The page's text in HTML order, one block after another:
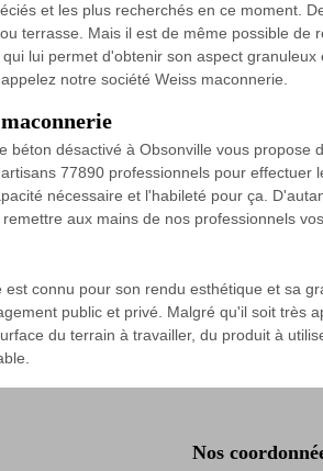
et les plus recherchés en ce moment.
terrasse. Mais il est de même possible
lui permet d'obtenir son aspect
notre société Weiss maconnerie.
désactivé à Obsonville vous
77890 professionnels pour
nécessaire et l'habileté pour ça.
aux mains de nos professionnels
connu pour son rendu esthétique et sa
public et privé. Malgré qu'il soit très
du terrain à travailler, du produit à
Nos